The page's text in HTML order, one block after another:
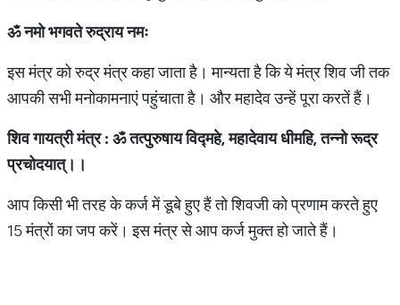
ॐनमोभगवतेरुद्रायनमः
इस मंत्र को रुद्र मंत्र कहा जाता है। मान्यता है कि ये मंत्र शिव जी तक
आपकी सभी मनोकामनाएं पहुंचाता है। और महादेव उन्हें पूरा करतें हैं।
शिवगायत्रीमंत्र: ॐतत्पुरुषायविद्महे,महादेवायधीमहि,तन्नोरूद्र
प्रचोदयात्।।
आप किसी भी तरह के कर्ज में डूबे हुए हैं तो शिवजी को प्रणाम करते हुए
15 मंत्रों का जप करें। इस मंत्र से आप कर्ज मुक्त हो जाते हैं।